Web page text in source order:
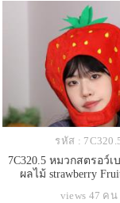
รหัส :
7C320.5 หมวกสตรอว์เ
ผลไม้ strawberry
views 47 คน